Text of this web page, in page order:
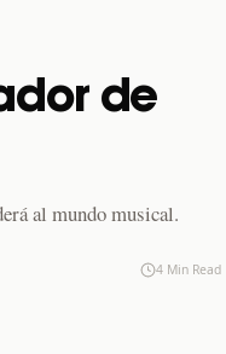
de
al mundo musical.
4 Min Read